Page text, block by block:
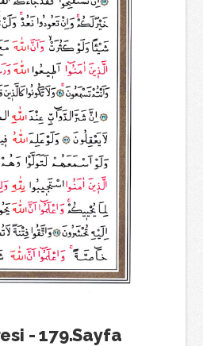
- 179.Sayfa